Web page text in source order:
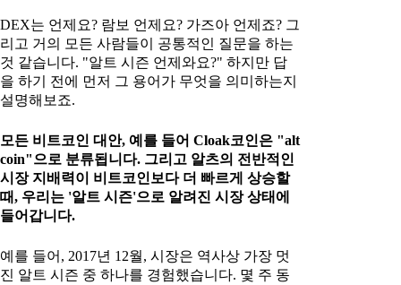
DEX는 언제요? 람보 언제요? 가즈아 언제죠? 그
리고 거의 모든 사람들이 공통적인 질문을 하는
것 같습니다. "알트 시즌 언제와요?" 하지만 답
을 하기 전에 먼저 그 용어가 무엇을 의미하는지
설명해보죠.
모든 비트코인 대안, 예를 들어 Cloak코인은 "alt
coin"으로 분류됩니다. 그리고 알츠의 전반적인
시장 지배력이 비트코인보다 더 빠르게 상승할
때, 우리는 '알트 시즌'으로 알려진 시장 상태에
들어갑니다.
예를 들어, 2017년 12월, 시장은 역사상 가장 멋
진 알트 시즌 중 하나를 경험했습니다. 몇 주 동